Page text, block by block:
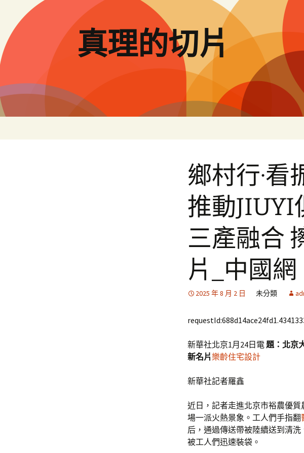
要
內
容
真理的切片
鄉村行·看
推動JIUYI
三產融合
片_中國網
2025 年 8 月 2 日 未分類
新華社北京1月24日電題：北京
新名片樂齡住宅設計
新華社記者羅鑫
近日，記者走進北京市裕農優
場一派火熱景象。工人們手指翻
后，通過傳送帶被陸續送到清洗
被工人們迅速裝袋。